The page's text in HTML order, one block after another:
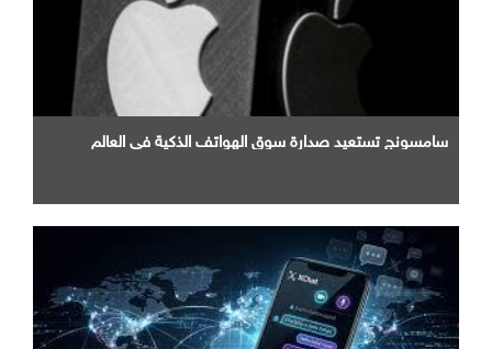
سامسونج تستعيد صدارة سوق الهواتف الذكية في العالم